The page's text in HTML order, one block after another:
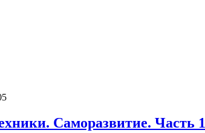
Саморазвитие. Часть 1